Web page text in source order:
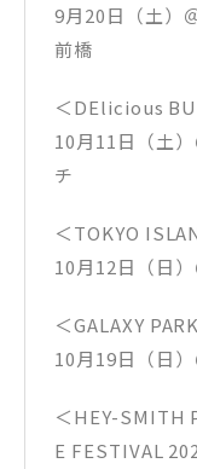
9月20日（土）
前橋
＜DElicious
10月11日（土
チ
＜TOKYO
10月12日（日
＜GALAXY
10月19日（日
＜HEY-SMITH
E FESTIVAL